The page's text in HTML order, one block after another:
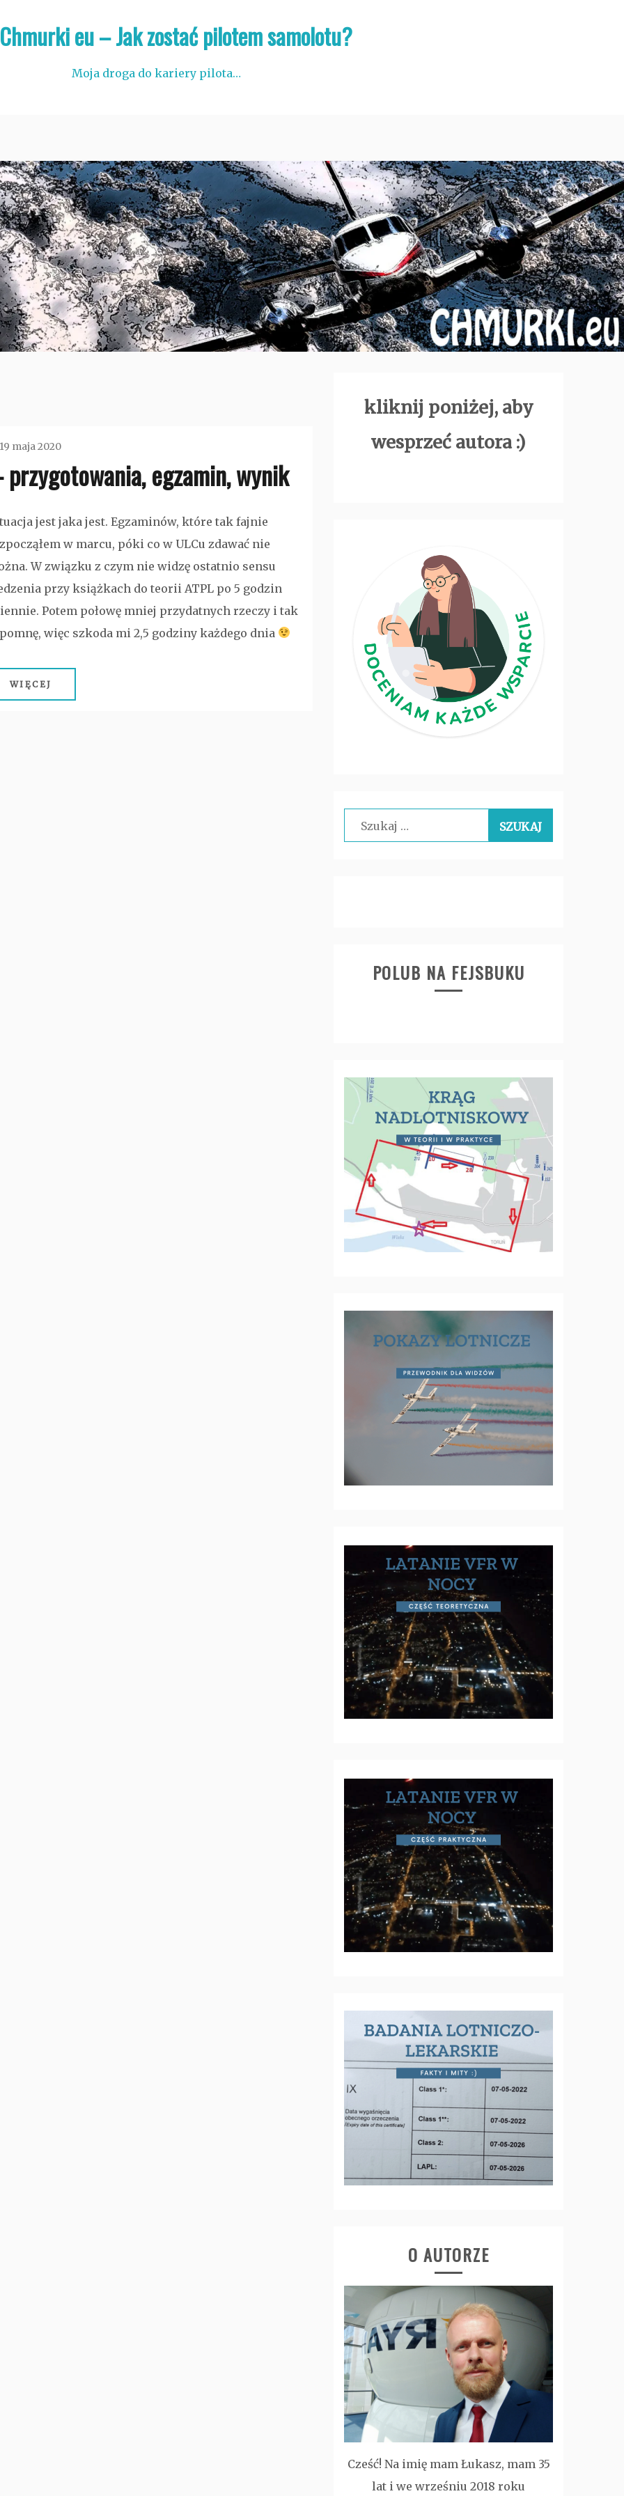
eu – Jak zostać pilotem samolotu?
Moja droga do kariery pilota…
maja 2020
admin
egzamin, wynik
kategorii
jest jaka jest. Egzaminów, które tak fajnie
w marcu, póki co w ULCu zdawać nie
W związku z czym nie widzę ostatnio sensu
przy książkach do teorii ATPL po 5 godzin
Potem połowę mniej przydatnych rzeczy i tak
więc szkoda mi 2,5 godziny każdego dnia
WIĘCEJ
kliknij poniżej, aby
wesprzeć autora :)
Szukaj:
POLUB NA FEJSBUKU
O AUTORZE
Cześć! Na imię mam Łukasz, mam 35
lat i we wrześniu 2018 roku